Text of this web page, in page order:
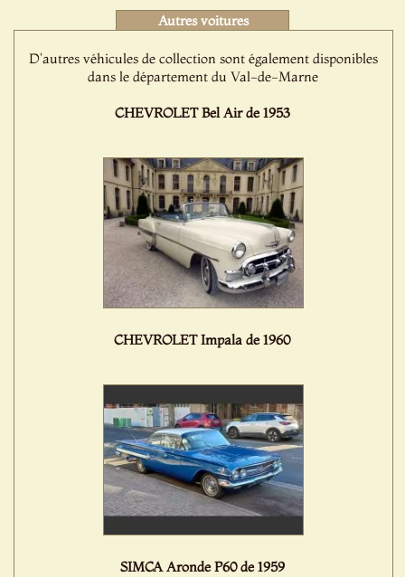
Autres voitures
D'autres véhicules de collection sont également disponibles
dans le département du Val-de-Marne
CHEVROLET Bel Air de 1953
CHEVROLET Impala de 1960
SIMCA Aronde P60 de 1959